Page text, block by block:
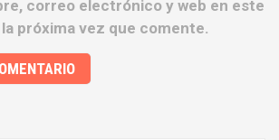
correo electrónico y web en este
próxima vez que comente.